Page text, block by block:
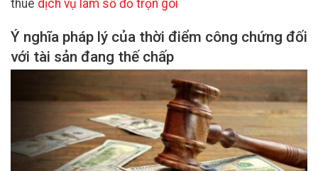
thuê dịch vụ làm sổ đỏ trọn gói
Ý nghĩa pháp lý của thời điểm công chứng đối
với tài sản đang thế chấp